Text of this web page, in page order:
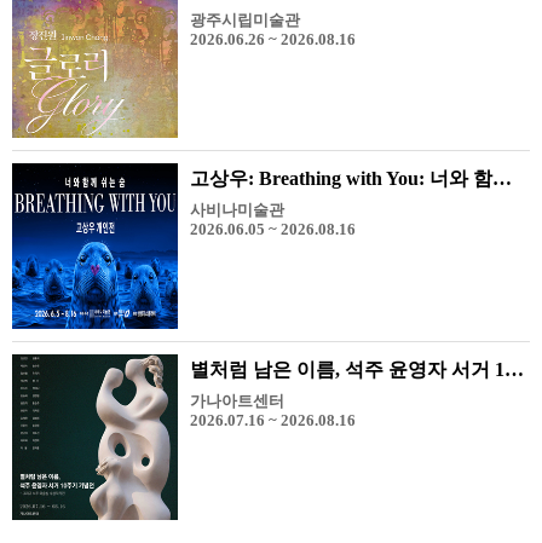
광주시립미술관
2026.06.26 ~ 2026.08.16
고상우: Breathing with You: 너와 함께 쉬는 숨
사비나미술관
2026.06.05 ~ 2026.08.16
별처럼 남은 이름, 석주 윤영자 서거 10주기 기념전 - 그리고 석주 미술상 수상 작가전
가나아트센터
2026.07.16 ~ 2026.08.16